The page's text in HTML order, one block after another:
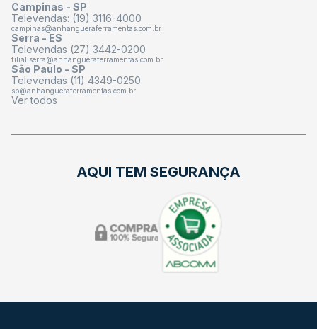
Campinas - SP
Televendas: (19) 3116-4000
campinas@anhangueraferramentas.com.br
Serra - ES
Televendas (27) 3442-0200
filial.serra@anhangueraferramentas.com.br
São Paulo - SP
Televendas (11) 4349-0250
sp@anhangueraferramentas.com.br
Ver todos
AQUI TEM SEGURANÇA